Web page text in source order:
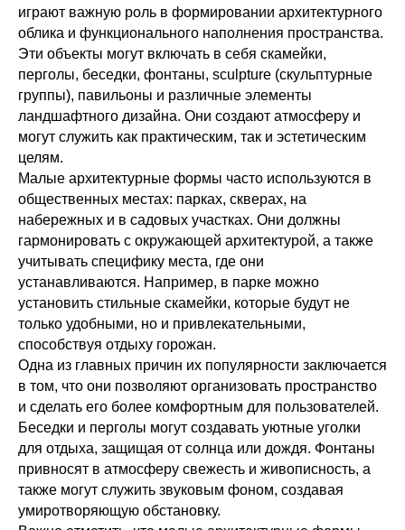
играют важную роль в формировании архитектурного
облика и функционального наполнения пространства.
Эти объекты могут включать в себя скамейки,
перголы, беседки, фонтаны, sculpture (скульптурные
группы), павильоны и различные элементы
ландшафтного дизайна. Они создают атмосферу и
могут служить как практическим, так и эстетическим
целям.
Малые архитектурные формы часто используются в
общественных местах: парках, скверах, на
набережных и в садовых участках. Они должны
гармонировать с окружающей архитектурой, а также
учитывать специфику места, где они
устанавливаются. Например, в парке можно
установить стильные скамейки, которые будут не
только удобными, но и привлекательными,
способствуя отдыху горожан.
Одна из главных причин их популярности заключается
в том, что они позволяют организовать пространство
и сделать его более комфортным для пользователей.
Беседки и перголы могут создавать уютные уголки
для отдыха, защищая от солнца или дождя. Фонтаны
привносят в атмосферу свежесть и живописность, а
также могут служить звуковым фоном, создавая
умиротворяющую обстановку.